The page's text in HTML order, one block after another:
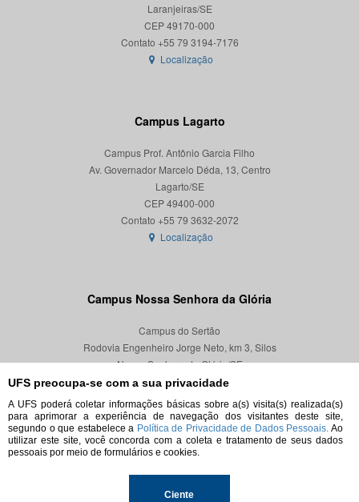
UFS preocupa-se com a sua privacidade
A UFS poderá coletar informações básicas sobre a(s) visita(s) realizada(s)
para aprimorar a experiência de navegação dos visitantes deste site,
segundo o que estabelece a Política de Privacidade de Dados Pessoais. Ao
utilizar este site, você concorda com a coleta e tratamento de seus dados
pessoais por meio de formulários e cookies.
Ciente
Laranjeiras/SE
CEP 49170-000
Localização
Campus Lagarto
Campus Prof. Antônio Garcia Filho
Av. Governador Marcelo Déda, 13, Centro
Lagarto/SE
CEP 49400-000
Localização
Campus Nossa Senhora da Glória
Campus do Sertão
Rodovia Engenheiro Jorge Neto, km 3, Silos
Nossa Senhora da Glória/SE
CEP 49680-000
Localização
© 2026. Todos os direitos reservados.